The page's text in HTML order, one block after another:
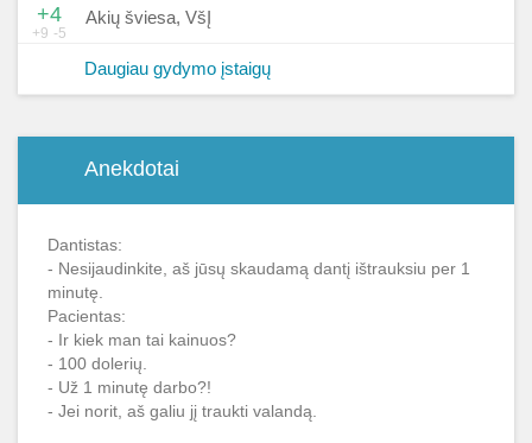
+9 -5
+4 Akių šviesa, VšĮ
Daugiau gydymo įstaigų
Anekdotai
Dantistas:
- Nesijaudinkite, aš jūsų skaudamą dantį ištrauksiu per 1
minutę.
Pacientas:
- Ir kiek man tai kainuos?
- 100 dolerių.
- Už 1 minutę darbo?!
- Jei norit, aš galiu jį traukti valandą.